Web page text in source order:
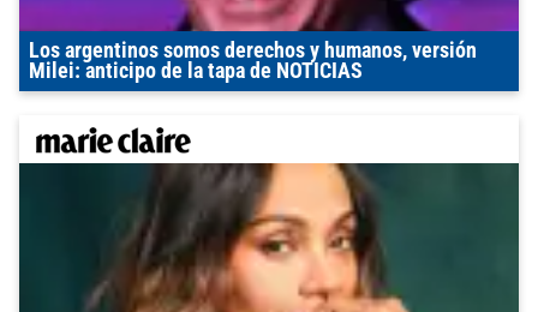
Los argentinos somos derechos y humanos, versión
Milei: anticipo de la tapa de NOTICIAS